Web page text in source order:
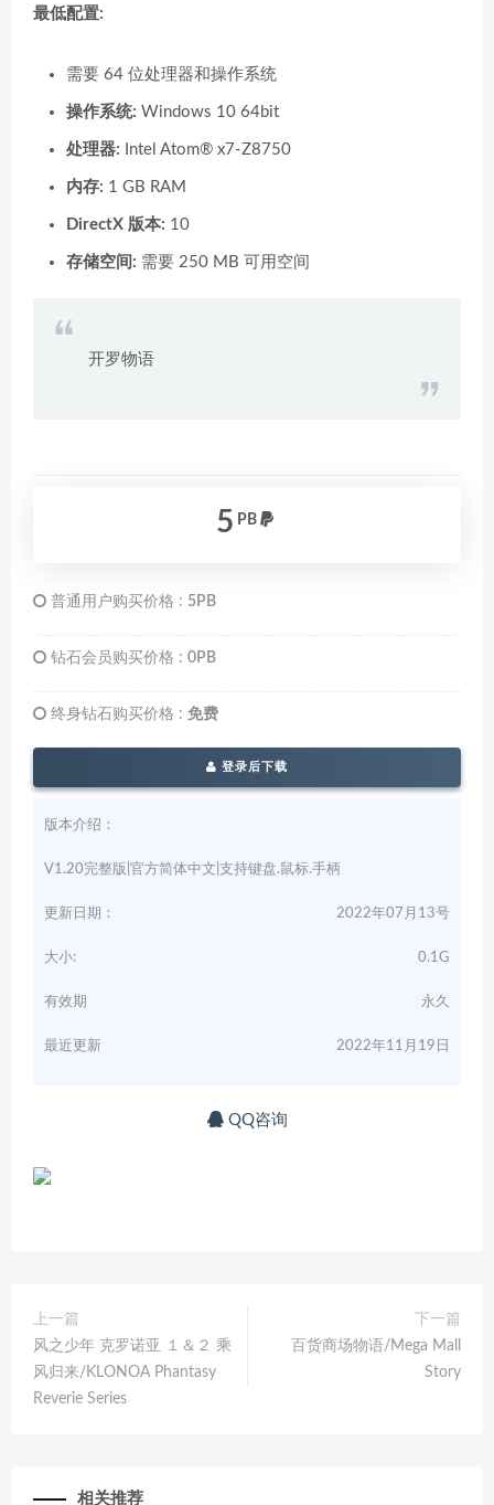
最低配置:
需要 64 位处理器和操作系统
操作系统: Windows 10 64bit
处理器: Intel Atom® x7-Z8750
内存: 1 GB RAM
DirectX 版本: 10
存储空间: 需要 250 MB 可用空间
开罗物语
5 PB
普通用户购买价格 : 5PB
钻石会员购买价格 : 0PB
终身钻石购买价格 : 免费
登录后下载
版本介绍：
V1.20完整版|官方简体中文|支持键盘.鼠标.手柄
更新日期： 2022年07月13号
大小: 0.1G
有效期 永久
最近更新 2022年11月19日
QQ咨询
上一篇
风之少年 克罗诺亚 １＆２ 乘
风归来/KLONOA Phantasy
Reverie Series
下一篇
百货商场物语/Mega Mall
Story
相关推荐